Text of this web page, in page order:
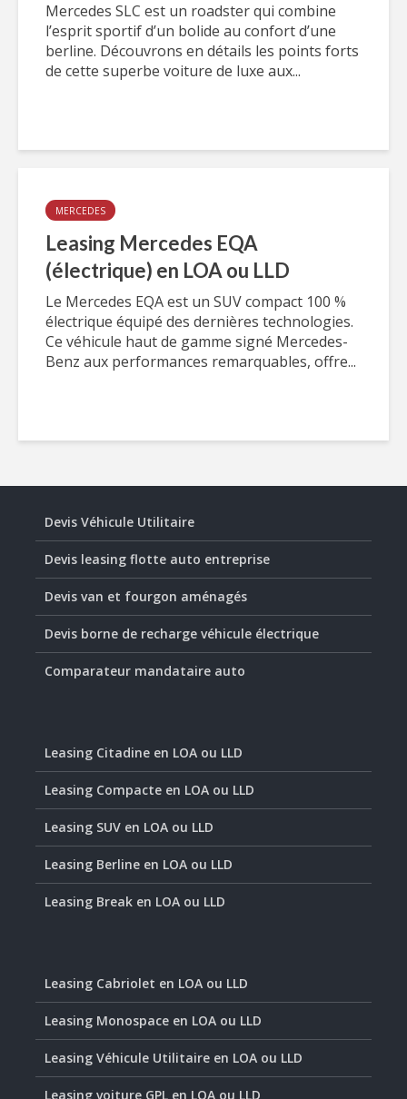
Mercedes SLC est un roadster qui combine
l’esprit sportif d’un bolide au confort d’une
berline. Découvrons en détails les points forts
de cette superbe voiture de luxe aux...
MERCEDES
Leasing Mercedes EQA
(électrique) en LOA ou LLD
Le Mercedes EQA est un SUV compact 100 %
électrique équipé des dernières technologies.
Ce véhicule haut de gamme signé Mercedes-
Benz aux performances remarquables, offre...
Devis Véhicule Utilitaire
Devis leasing flotte auto entreprise
Devis van et fourgon aménagés
Devis borne de recharge véhicule électrique
Comparateur mandataire auto
Leasing Citadine en LOA ou LLD
Leasing Compacte en LOA ou LLD
Leasing SUV en LOA ou LLD
Leasing Berline en LOA ou LLD
Leasing Break en LOA ou LLD
Leasing Cabriolet en LOA ou LLD
Leasing Monospace en LOA ou LLD
Leasing Véhicule Utilitaire en LOA ou LLD
Leasing voiture GPL en LOA ou LLD